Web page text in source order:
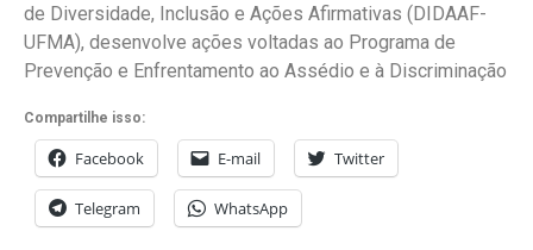
de Diversidade, Inclusão e Ações Afirmativas (DIDAAF-
UFMA), desenvolve ações voltadas ao Programa de
Prevenção e Enfrentamento ao Assédio e à Discriminação
Compartilhe isso:
Facebook E-mail Twitter
Telegram WhatsApp